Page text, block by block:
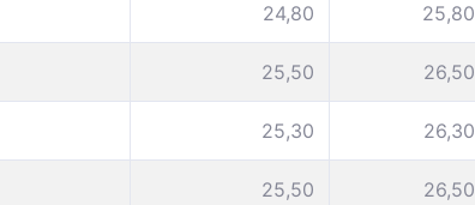
24,80 25,80
25,50 26,50
25,30 26,30
25,50 26,50